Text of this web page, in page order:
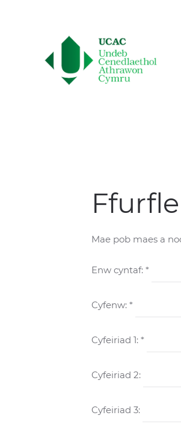
Mae pob maes a
Enw cyntaf: *
Cyfenw: *
Cyfeiriad 1: *
Cyfeiriad 2:
Cyfeiriad 3: